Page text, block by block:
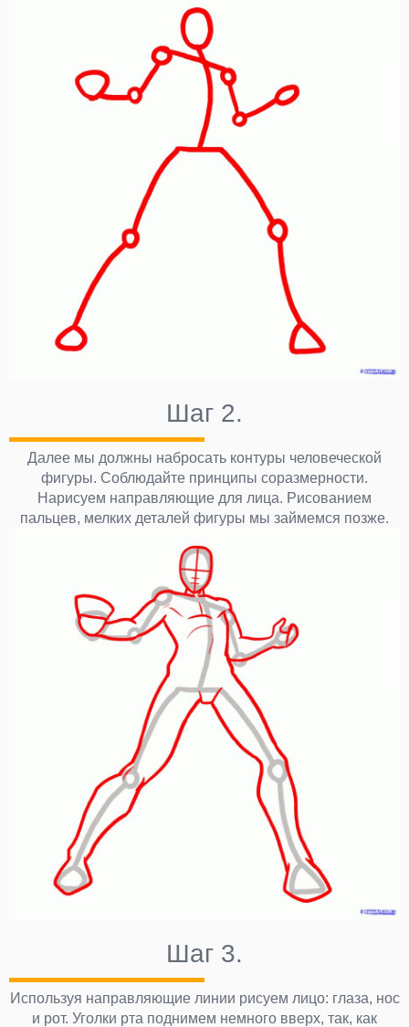
Шаг 2.
Далее мы должны набросать контуры человеческой
фигуры. Соблюдайте принципы соразмерности.
Нарисуем направляющие для лица. Рисованием
пальцев, мелких деталей фигуры мы займемся позже.
Шаг 3.
Используя направляющие линии рисуем лицо: глаза, нос
и рот. Уголки рта поднимем немного вверх, так, как